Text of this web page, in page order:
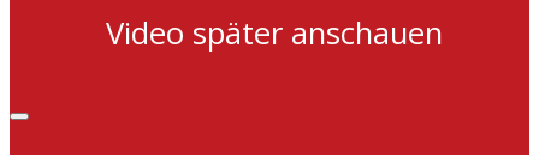
Video später anschauen